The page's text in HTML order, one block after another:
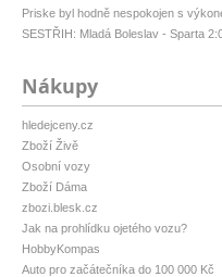
Priske byl hodně nespokojen s
SESTŘIH: Mladá Boleslav - Sparta
Nákupy
hledejceny.cz
Zboží Živě
Osobní vozy
Zboží Dáma
zbozi.blesk.cz
Jak na prohlídku ojetého vozu?
HobbyKompas
Auto pro začátečníka do 100 000 Kč